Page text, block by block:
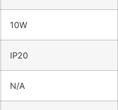
10W
IP20
N/A